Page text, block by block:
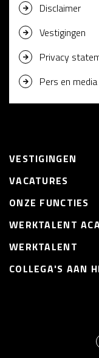
Disclaimer
Vestigingen
Privacy
Pers en media
VESTIGINGEN
VACATURES
ONZE FUNCTIES
WERKTALENT
WERKTALENT
COLLEGA'S AAN